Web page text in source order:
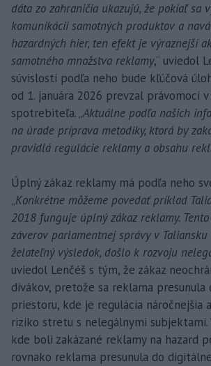
dáta zo zahraničia ukazujú, že pokiaľ sa
komunikácii samotných produktov a
hazardných hier, ten efekt je výraznejší
samotného množstva reklamy,“ uviedol
súvislosti podľa neho bude kľúčová
od 1. januára 2026 prevzal právomoci
spotrebiteľa. „Aktuálne podľa našich
na úrade príprava metodiky, ktorá by
pravidlá regulácie reklamy a obsahu
Úplný zákaz reklamy má podľa neho
„Konkrétne môžeme povedať príklad
2018 funguje úplný zákaz reklamy.
záverov parlamentnej správy v
želateľný výsledok, došlo k rozvoju
uviedol Lenčéš s tým, že zákaz
divákov, pretože sa reklama
priestoru, kde je regulácia náročnejšia
riziko stretu s nelegálnymi subjektami.
kde boli zakázané reklamy na hazard
rovnako reklama presunula do